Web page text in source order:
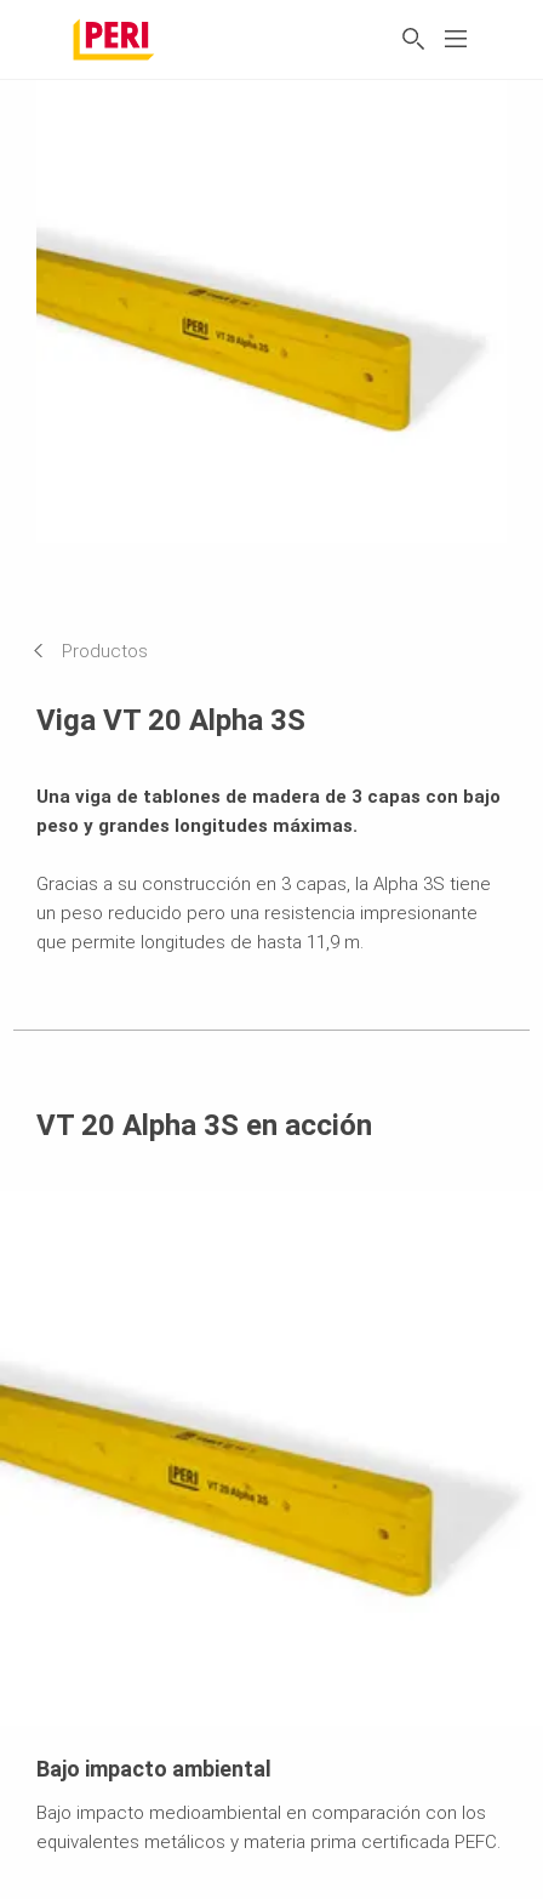
Productos
Viga VT 20 Alpha 3S
Una viga de tablones de madera de 3 capas con bajo
peso y grandes longitudes máximas.
Gracias a su construcción en 3 capas, la Alpha 3S tiene
un peso reducido pero una resistencia impresionante
que permite longitudes de hasta 11,9 m.
VT 20 Alpha 3S en acción
Bajo impacto ambiental
Bajo impacto medioambiental en comparación con los
equivalentes metálicos y materia prima certificada PEFC.